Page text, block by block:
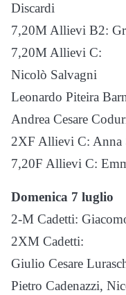
Discardi
7,20M Allievi B2:
7,20M Allievi C:
Nicolò Salvagni
Leonardo Piteira
Andrea Cesare
2XF Allievi C: Anna
7,20F Allievi C:
Domenica 7 luglio
2-M Cadetti:
2XM Cadetti:
Giulio Cesare
Pietro Cadenazzi,